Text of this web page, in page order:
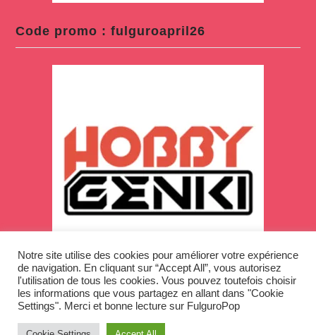
Code promo : fulguroapril26
Notre site utilise des cookies pour améliorer votre expérience
de navigation. En cliquant sur “Accept All”, vous autorisez
l'utilisation de tous les cookies. Vous pouvez toutefois choisir
les informations que vous partagez en allant dans "Cookie
Settings". Merci et bonne lecture sur FulguroPop